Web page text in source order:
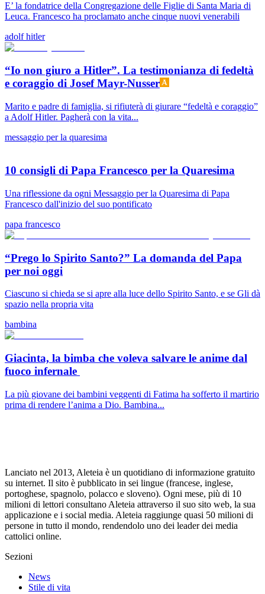
E’ la fondatrice della Congregazione delle Figlie di Santa Maria di
Leuca. Francesco ha proclamato anche cinque nuovi venerabili
adolf hitler
“Io non giuro a Hitler”. La testimonianza di fedeltà
e coraggio di Josef Mayr-Nusser
Marito e padre di famiglia, si rifiuterà di giurare “fedeltà e coraggio”
a Adolf Hitler. Pagherà con la vita...
messaggio per la quaresima
10 consigli di Papa Francesco per la Quaresima
Una riflessione da ogni Messaggio per la Quaresima di Papa
Francesco dall'inizio del suo pontificato
papa francesco
“Prego lo Spirito Santo?” La domanda del Papa
per noi oggi
Ciascuno si chieda se si apre alla luce dello Spirito Santo, e se Gli dà
spazio nella propria vita
bambina
Giacinta, la bimba che voleva salvare le anime dal
fuoco infernale
La più giovane dei bambini veggenti di Fatima ha sofferto il martirio
prima di rendere l’anima a Dio. Bambina...
Lanciato nel 2013, Aleteia è un quotidiano di informazione gratuito
su internet. Il sito è pubblicato in sei lingue (francese, inglese,
portoghese, spagnolo, polacco e sloveno). Ogni mese, più di 10
milioni di lettori consultano Aleteia attraverso il suo sito web, la sua
applicazione e i social media. Aleteia raggiunge quasi 50 milioni di
persone in tutto il mondo, rendendolo uno dei leader dei media
cattolici online.
Sezioni
News
Stile di vita